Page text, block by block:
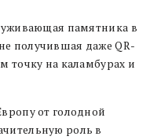
памятника в
получившая даже QR-
точку на каламбурах и
от голодной
роль в